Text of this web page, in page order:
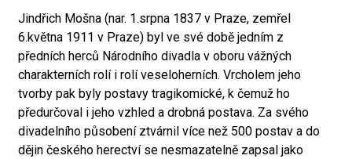
Jindřich Mošna (nar. 1.srpna 1837 v Praze, zemřel
6.května 1911 v Praze) byl ve své době jedním z
předních herců Národního divadla v oboru vážných
charakterních rolí i rolí veseloherních. Vrcholem jeho
tvorby pak byly postavy tragikomické, k čemuž ho
předurčoval i jeho vzhled a drobná postava. Za svého
divadelního působení ztvárnil více než 500 postav a do
dějin českého herectví se nesmazatelně zapsal jako